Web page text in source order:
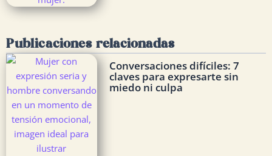
Publicaciones relacionadas
Conversaciones difíciles: 7
claves para expresarte sin
miedo ni culpa